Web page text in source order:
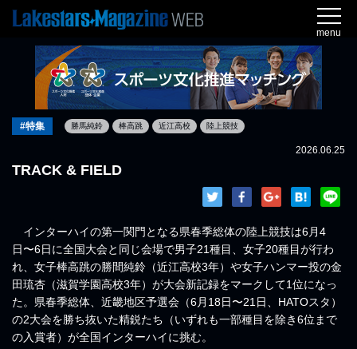
menu
#特集 勝馬純鈴 棒高跳 近江高校 陸上競技
2026.06.25
TRACK & FIELD
インターハイの第一関門となる県春季総体の陸上競技は6月4
日〜6日に全国大会と同じ会場で男子21種目、女子20種目が行わ
れ、女子棒高跳の勝間純鈴（近江高校3年）や女子ハンマー投の金
田琉杏（滋賀学園高校3年）が大会新記録をマークして1位になっ
た。県春季総体、近畿地区予選会（6月18日〜21日、HATOスタ）
の2大会を勝ち抜いた精鋭たち（いずれも一部種目を除き6位まで
の入賞者）が全国インターハイに挑む。